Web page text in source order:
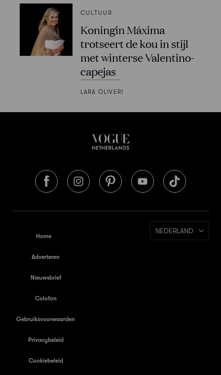
CULTUUR
Koningin Máxima
trotseert de kou in stijl
met winterse Valentino-
capejas
LARA OLIVERI
Home
Adverteren
Nieuwsbrief
Colofon
Gebruiksvoorwaarden
Privacybeleid
Cookiebeleid
NEDERLAND